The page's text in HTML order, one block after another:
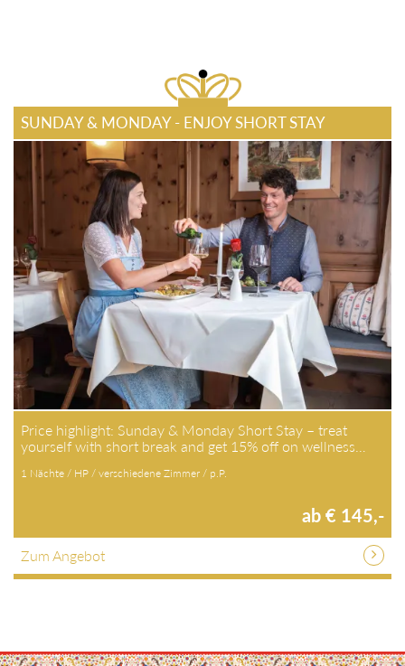
SUNDAY & MONDAY - ENJOY SHORT STAY
Price highlight: Sunday & Monday Short Stay – treat
yourself with short break and get 15% off on wellness…
1 Nächte / HP / verschiedene Zimmer / p.P.
ab € 145,-
Zum Angebot